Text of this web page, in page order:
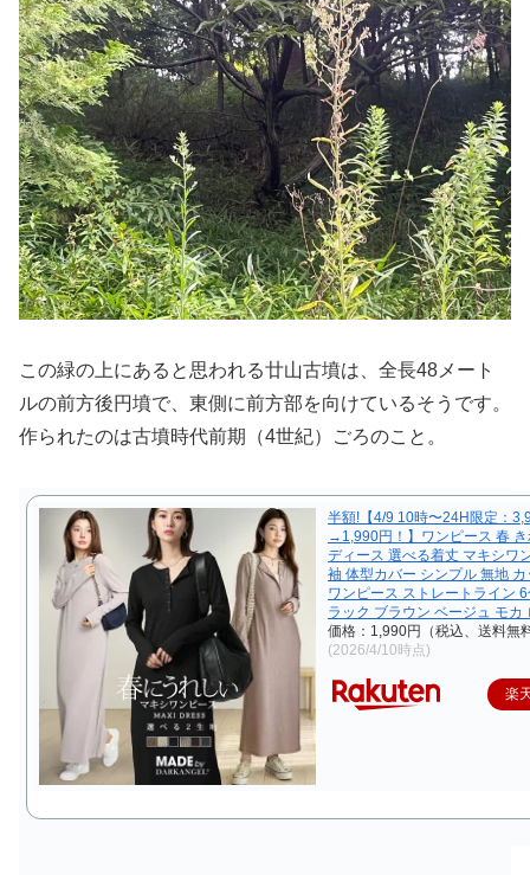
この緑の上にあると思われる廿山古墳は、全長48メート
ルの前方後円墳で、東側に前方部を向けているそうです。
作られたのは古墳時代前期（4世紀）ごろのこと。
半額!【4/9 10時〜24H限定：
→1,990円！】ワンピース 春 き
ディース 選べる着丈 マキシワ
袖 体型カバー シンプル 無地
ワンピース ストレートライン
ラック ブラウン ベージュ モカ
価格：1,990円（税込、送料無
(2026/4/10時点)
楽